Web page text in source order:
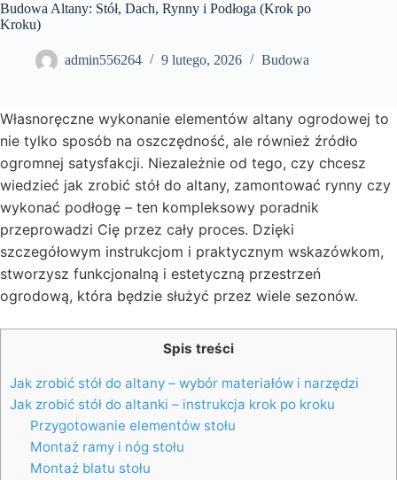
Budowa Altany: Stół, Dach, Rynny i Podłoga (Krok po
Kroku)
admin556264 9 lutego, 2026 Budowa
Własnoręczne wykonanie elementów altany ogrodowej to
nie tylko sposób na oszczędność, ale również źródło
ogromnej satysfakcji. Niezależnie od tego, czy chcesz
wiedzieć jak zrobić stół do altany, zamontować rynny czy
wykonać podłogę – ten kompleksowy poradnik
przeprowadzi Cię przez cały proces. Dzięki
szczegółowym instrukcjom i praktycznym wskazówkom,
stworzysz funkcjonalną i estetyczną przestrzeń
ogrodową, która będzie służyć przez wiele sezonów.
Spis treści
Jak zrobić stół do altany – wybór materiałów i narzędzi
Jak zrobić stół do altanki – instrukcja krok po kroku
Przygotowanie elementów stołu
Montaż ramy i nóg stołu
Montaż blatu stołu